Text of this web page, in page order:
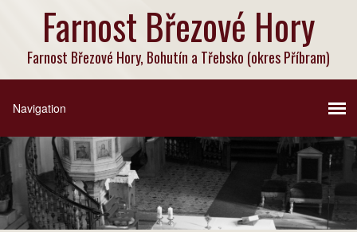
Farnost Březové Hory
Farnost Březové Hory, Bohutín a Třebsko (okres Příbram)